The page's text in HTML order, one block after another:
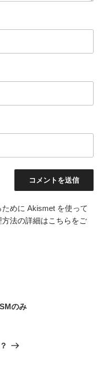
めに Akismet を使って
法の詳細はこちらをご
のみ